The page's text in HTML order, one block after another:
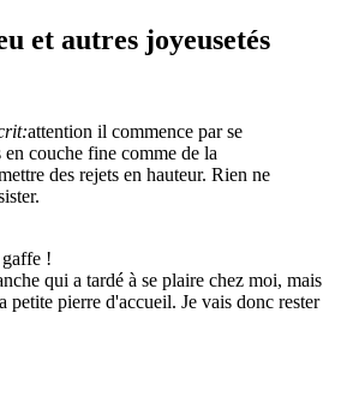
et autres joyeusetés
attention il commence par se
couche fine comme de la
des rejets en hauteur. Rien ne
!
qui a tardé à se plaire chez moi, mais
petite pierre d'accueil. Je vais donc rester